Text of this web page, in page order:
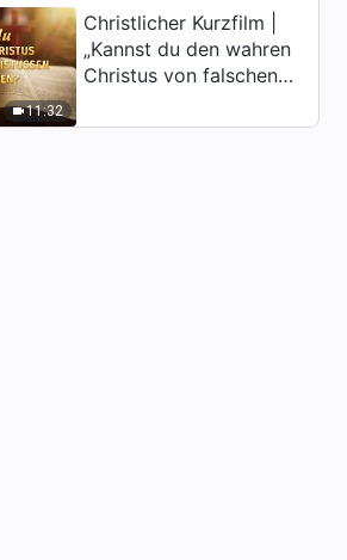
Das Wort Gottes | Wie man
nach der Wahrheit strebt (7)
(Abschnitt Sechs)
11:32
Christlicher Kurzfilm |
„Kannst du den wahren
Christus von falschen
unterscheiden?“